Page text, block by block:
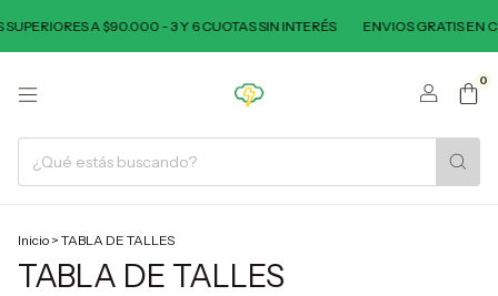
A $90.000 - 3 Y 6 CUOTAS SIN INTERÉS ENVIOS GRATIS EN
0
Inicio > TABLA DE TALLES
TABLA DE TALLES